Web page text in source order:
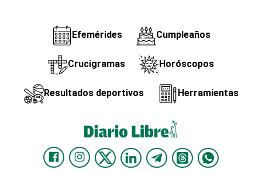
Efemérides Cumpleaños
Crucigramas Horóscopos
Resultados deportivos Herramientas